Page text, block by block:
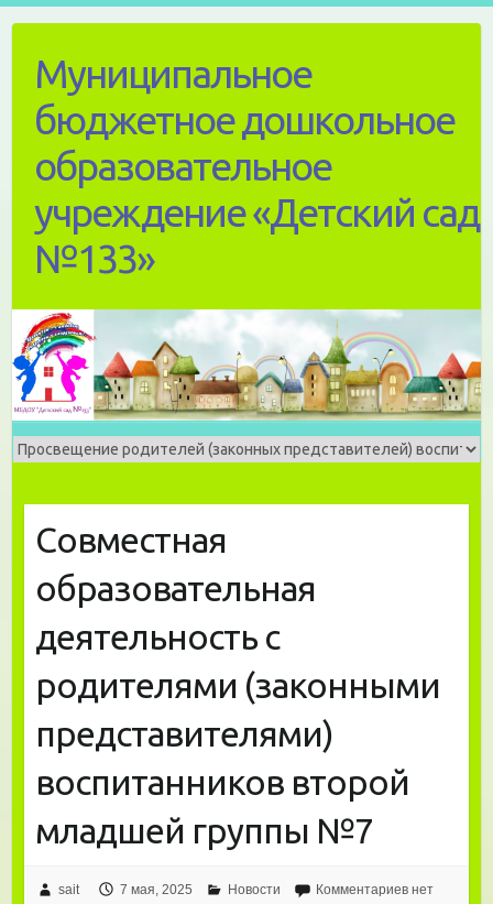
contentМуниципальное
бюджетное дошкольное
образовательное
учреждение «Детский сад
№133»
Совместная
образовательная
деятельность с
родителями (законными
представителями)
воспитанников второй
младшей группы №7
sait 7 мая, 2025 Новости Комментариев нет